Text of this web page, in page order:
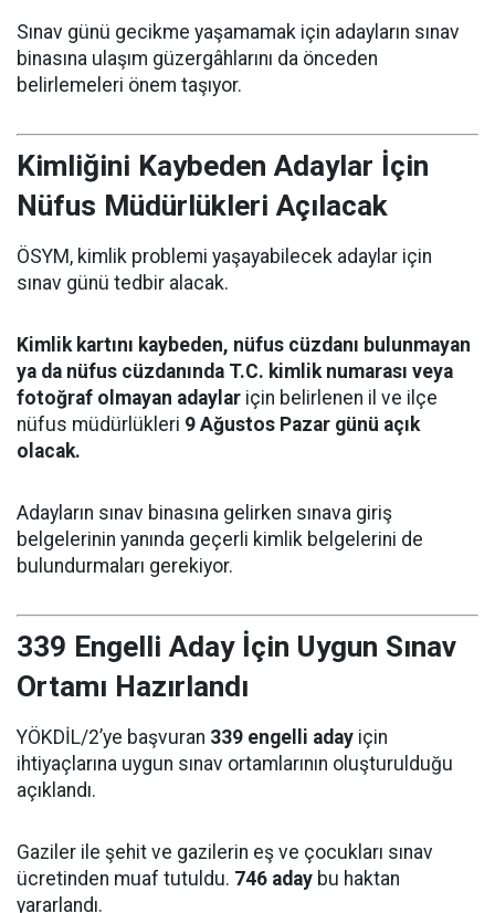
Sınav günü gecikme yaşamamak için adayların sınav
binasına ulaşım güzergâhlarını da önceden
belirlemeleri önem taşıyor.
Kimliğini Kaybeden Adaylar İçin
Nüfus Müdürlükleri Açılacak
ÖSYM, kimlik problemi yaşayabilecek adaylar için
sınav günü tedbir alacak.
Kimlik kartını kaybeden, nüfus cüzdanı bulunmayan
ya da nüfus cüzdanında T.C. kimlik numarası veya
fotoğraf olmayan adaylar için belirlenen il ve ilçe
nüfus müdürlükleri 9 Ağustos Pazar günü açık
olacak.
Adayların sınav binasına gelirken sınava giriş
belgelerinin yanında geçerli kimlik belgelerini de
bulundurmaları gerekiyor.
339 Engelli Aday İçin Uygun Sınav
Ortamı Hazırlandı
YÖKDİL/2’ye başvuran 339 engelli aday için
ihtiyaçlarına uygun sınav ortamlarının oluşturulduğu
açıklandı.
Gaziler ile şehit ve gazilerin eş ve çocukları sınav
ücretinden muaf tutuldu. 746 aday bu haktan
yararlandı.